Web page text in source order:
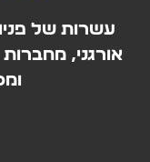
עשרות של
אורגני,